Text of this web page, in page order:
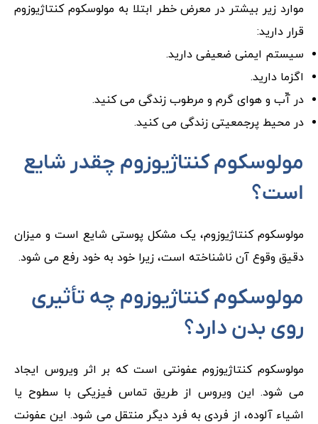
موارد زیر بیشتر در معرض خطر ابتلا به مولوسکوم کنتاژیوزوم
قرار دارید:
سیستم ایمنی ضعیفی دارید.
اگزما دارید.
در آّب و هوای گرم و مرطوب زندگی می کنید.
در محیط پرجمعیتی زندگی می کنید.
مولوسکوم کنتاژیوزوم چقدر شایع
است؟
مولوسکوم کنتاژیوزوم، یک مشکل پوستی شایع است و میزان
دقیق وقوع آن ناشناخته است، زیرا خود به خود رفع می شود.
مولوسکوم کنتاژیوزوم چه تأثیری
روی بدن دارد؟
مولوسکوم کنتاژیوزوم عفونتی است که بر اثر ویروس ایجاد
می شود. این ویروس از طریق تماس فیزیکی با سطوح یا
اشیاء آلوده، از فردی به فرد دیگر منتقل می شود. این عفونت